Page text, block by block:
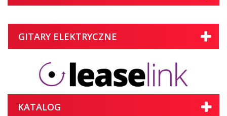
GITARY ELEKTRYCZNE
KATALOG